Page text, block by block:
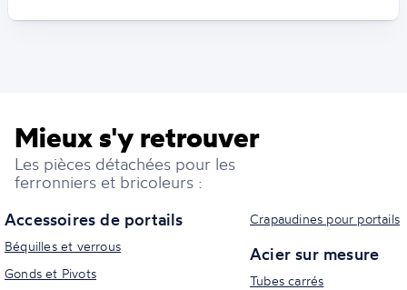
Mieux s'y retrouver
Les pièces détachées pour les
ferronniers et bricoleurs :
Accessoires de portails
Béquilles et verrous
Gonds et Pivots
Crapaudines pour portails
Acier sur mesure
Tubes carrés